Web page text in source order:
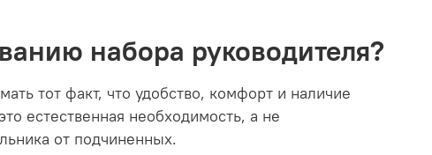
набора руководителя?
тот факт, что удобство, комфорт и наличие
естественная необходимость, а не
от подчиненных.